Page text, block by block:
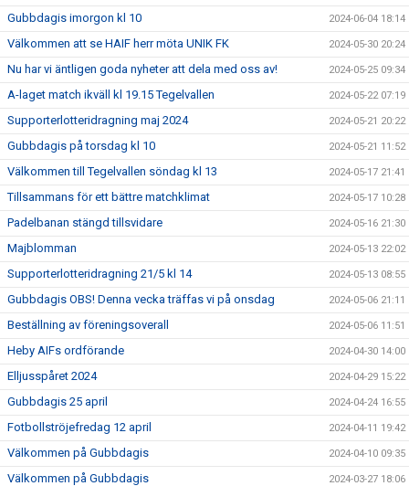
Gubbdagis imorgon kl 10 2024-06-04 18:14
Välkommen att se HAIF herr möta UNIK FK 2024-05-30 20:24
Nu har vi äntligen goda nyheter att dela med oss av! 2024-05-25 09:34
A-laget match ikväll kl 19.15 Tegelvallen 2024-05-22 07:19
Supporterlotteridragning maj 2024 2024-05-21 20:22
Gubbdagis på torsdag kl 10 2024-05-21 11:52
Välkommen till Tegelvallen söndag kl 13 2024-05-17 21:41
Tillsammans för ett bättre matchklimat 2024-05-17 10:28
Padelbanan stängd tillsvidare 2024-05-16 21:30
Majblomman 2024-05-13 22:02
Supporterlotteridragning 21/5 kl 14 2024-05-13 08:55
Gubbdagis OBS! Denna vecka träffas vi på onsdag 2024-05-06 21:11
Beställning av föreningsoverall 2024-05-06 11:51
Heby AIFs ordförande 2024-04-30 14:00
Elljusspåret 2024 2024-04-29 15:22
Gubbdagis 25 april 2024-04-24 16:55
Fotbollströjefredag 12 april 2024-04-11 19:42
Välkommen på Gubbdagis 2024-04-10 09:35
Välkommen på Gubbdagis 2024-03-27 18:06